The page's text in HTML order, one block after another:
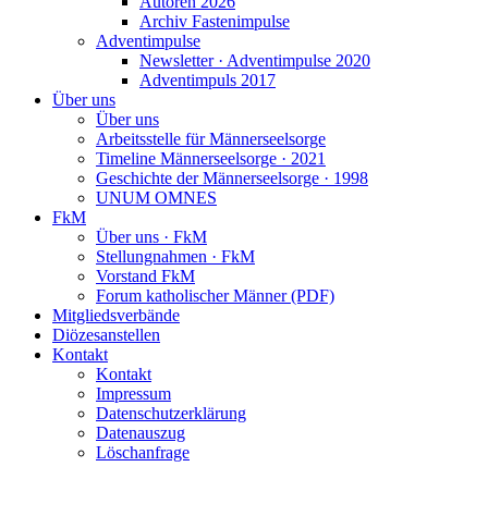
Archiv Fastenimpulse
Adventimpulse
Newsletter · Adventimpulse 2020
Adventimpuls 2017
Über uns
Über uns
Arbeitsstelle für Männerseelsorge
Timeline Männerseelsorge · 2021
Geschichte der Männerseelsorge · 1998
UNUM OMNES
FkM
Über uns · FkM
Stellungnahmen · FkM
Vorstand FkM
Forum katholischer Männer (PDF)
Mitgliedsverbände
Diözesanstellen
Kontakt
Kontakt
Impressum
Datenschutzerklärung
Datenauszug
Löschanfrage